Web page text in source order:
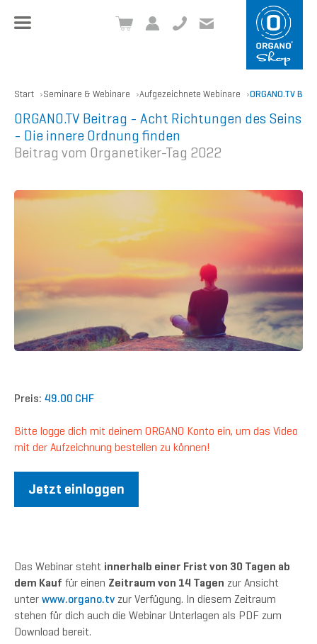
+49 8504 957999-0
ano.ch
Start Seminare & Webinare Aufgezeichnete Webinare ORGANO.TV
ORGANO.TV Beitrag - Acht Richtungen des Seins
- Die innere Ordnung finden
Beitrag vom Organetiker-Tag 2022
Preis: 49.00 CHF
Bitte logge dich mit deinem ORGANO Konto ein, um das Video
mit der Aufzeichnung bestellen zu können!
Jetzt einloggen
Das Webinar steht innerhalb einer Frist von 30 Tagen ab
dem Kauf für einen Zeitraum von 14 Tagen zur Ansicht
unter www.organo.tv zur Verfügung. In diesem Zeitraum
stehen für dich auch die Webinar Unterlagen als PDF zum
Download bereit.